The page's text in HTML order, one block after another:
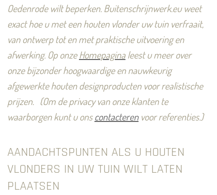
Oedenrode wilt beperken. Buitenschrijnwerk.eu weet
exact hoe u met een houten vlonder uw tuin verfraait,
van ontwerp tot en met praktische uitvoering en
afwerking. Op onzeHomepaginaleest u meer over
onze bijzonder hoogwaardige en nauwkeurig
afgewerkte houten designproducten voor realistische
prijzen. (Om de privacy van onze klanten te
waarborgen kunt u onscontacterenvoor referenties.)
AANDACHTSPUNTEN ALS U HOUTEN
VLONDERS IN UW TUIN WILT LATEN
PLAATSEN